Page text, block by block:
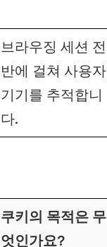
브라우징 세션 전
반에 걸쳐 사용자
기기를 추적합니
다.
쿠키의 목적은 무
엇인가요?